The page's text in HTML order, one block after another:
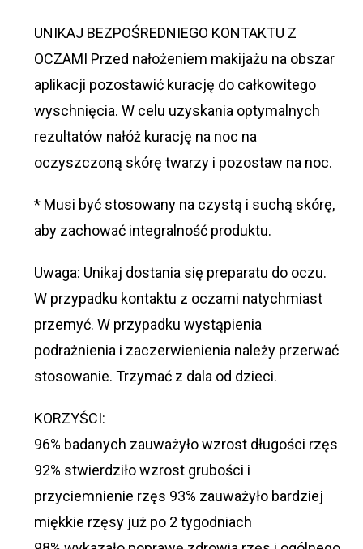
UNIKAJ BEZPOŚREDNIEGO KONTAKTU Z
OCZAMI Przed nałożeniem makijażu na obszar
aplikacji pozostawić kurację do całkowitego
wyschnięcia. W celu uzyskania optymalnych
rezultatów nałóż kurację na noc na
oczyszczoną skórę twarzy i pozostaw na noc.
* Musi być stosowany na czystą i suchą skórę,
aby zachować integralność produktu.
Uwaga: Unikaj dostania się preparatu do oczu.
W przypadku kontaktu z oczami natychmiast
przemyć. W przypadku wystąpienia
podrażnienia i zaczerwienienia należy przerwać
stosowanie. Trzymać z dala od dzieci.
KORZYŚCI:
96% badanych zauważyło wzrost długości rzęs
92% stwierdziło wzrost grubości i
przyciemnienie rzęs 93% zauważyło bardziej
miękkie rzęsy już po 2 tygodniach